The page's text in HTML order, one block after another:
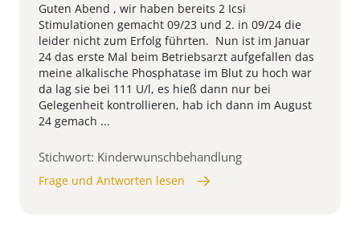
Guten Abend , wir haben bereits 2 Icsi
Stimulationen gemacht 09/23 und 2. in 09/24 die
leider nicht zum Erfolg führten. Nun ist im Januar
24 das erste Mal beim Betriebsarzt aufgefallen das
meine alkalische Phosphatase im Blut zu hoch war
da lag sie bei 111 U/l, es hieß dann nur bei
Gelegenheit kontrollieren, hab ich dann im August
24 gemach ...
Stichwort: Kinderwunschbehandlung
Frage und Antworten lesen